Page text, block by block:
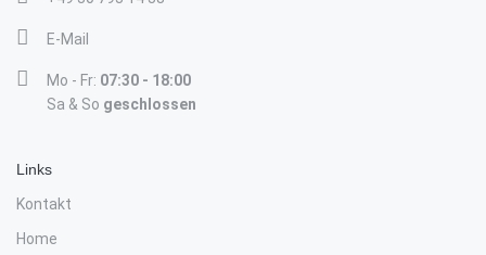
E-Mail
Mo - Fr: 07:30 - 18:00
Sa & So geschlossen
Links
Kontakt
Home